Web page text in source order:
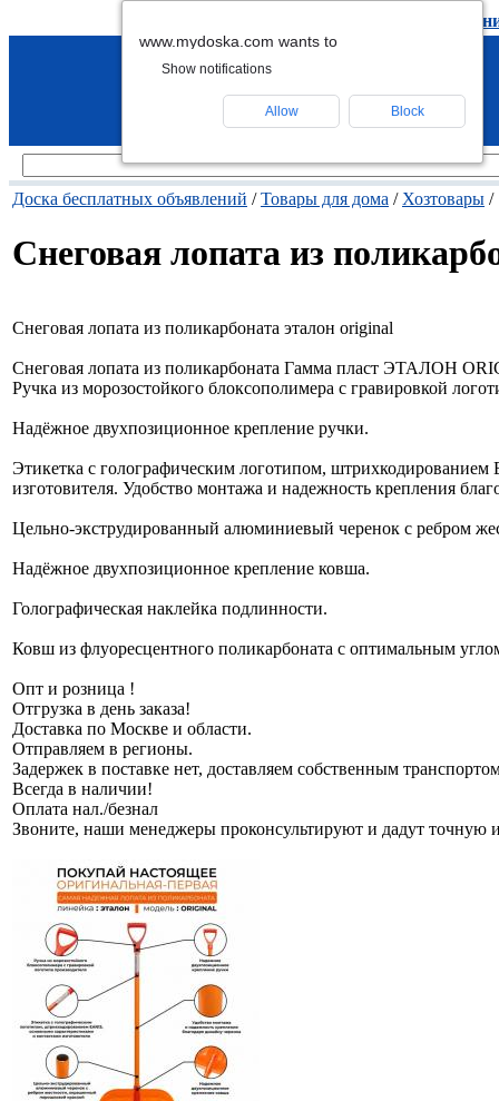
удалить
Доска бесплатных объявлений /Товары для дома / Хозтовары /
Снеговая лопата из
Снеговая лопата из поликарбоната эталон original
Снеговая лопата из поликарбоната Гамма пласт ЭТАЛОН
Ручка из морозостойкого блоксополимера с гравировкой
Надёжное двухпозиционное крепление ручки.
Этикетка с голографическим логотипом,
изготовителя. Удобство монтажа и надежность крепления
Цельно-экструдированный алюминиевый черенок с ребром
Надёжное двухпозиционное крепление ковша.
Голографическая наклейка подлинности.
Ковш из флуоресцентного поликарбоната с оптимальным
Опт и розница !
Отгрузка в день заказа!
Доставка по Москве и области.
Отправляем в регионы.
Задержек в поставке нет, доставляем собственным
Всегда в наличии!
Оплата нал./безнал
Звоните, наши менеджеры проконсультируют и дадут
www.mydoska.com wants to
Show notifications
Allow Block